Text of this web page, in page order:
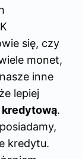
się, czy
monet,
inne
lepiej
.
kredytu.